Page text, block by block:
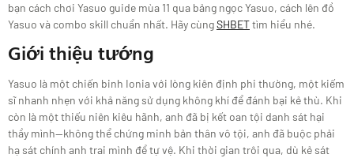
bạn cách chơi Yasuo guide mùa 11 qua bảng ngọc Yasuo, cách lên đồ
Yasuo và combo skill chuẩn nhất. Hãy cùngSHBETtìm hiểu nhé.
Giới thiệu tướng
Yasuo là một chiến binh Ionia với lòng kiên định phi thường, một kiếm
sĩ nhanh nhẹn với khả năng sử dụng không khí để đánh bại kẻ thù. Khi
còn là một thiếu niên kiêu hãnh, anh đã bị kết oan tội danh sát hại
thầy mình—không thể chứng minh bản thân vô tội, anh đã buộc phải
hạ sát chính anh trai mình để tự vệ. Khi thời gian trôi qua, dù kẻ sát